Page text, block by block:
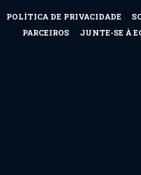
POLÍTICA DE PRIVACIDADE
PARCEIROS
JUNTE-SE À